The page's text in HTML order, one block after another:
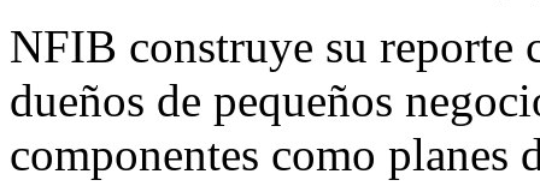
NFIB construye su reporte
dueños de pequeños
componentes como planes